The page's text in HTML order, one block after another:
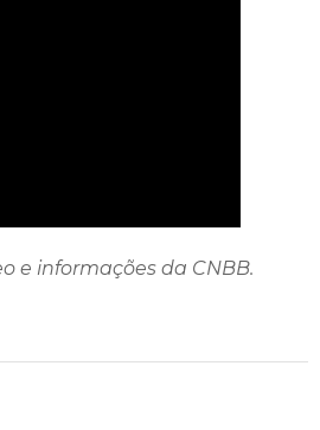
e informações da CNBB.